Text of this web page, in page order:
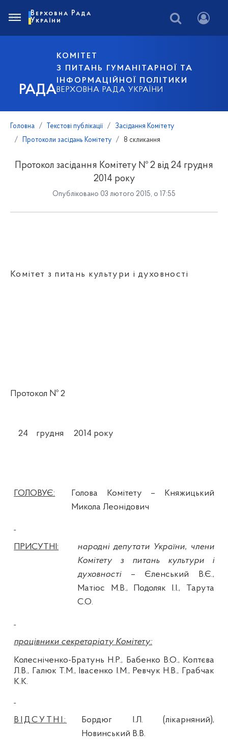
РАДА
КОМІТЕТ
З ПИТАНЬ ГУМАНІТАРНОЇ ТА
ІНФОРМАЦІЙНОЇ ПОЛІТИКИ
ВЕРХОВНА РАДА УКРАЇНИ
Верховна Рада
України
Головна Текстові публікації
Засідання Комітету
Протоколи засідань Комітету
8 скликання
Протокол засідання Комітету № 2 від 24 грудня
2014 року
Опубліковано 03 лютого 2015, о 17:55
Комітет з питань культури і духовності
Протокол № 2
24 грудня 2014 року
ГОЛОВУЄ: Голова Комітету –
Княжицький
Микола Леонідович
ПРИСУТНІ:
народні депутати України, члени
Комітету з питань культури і
духовності– Єленський В.Є.,
Матіос М.В., Подоляк І.І., Тарута
С.О.
працівники секретаріату Комітету:
Колесніченко-Братунь Н.Р., Бабенко В.О., Коптєва
Л.В., Галюк Т.М., Івасенко І.М., Ревчук Н.В., Грабчак
К.К.
ВІДСУТНІ:
Бордюг І.Л. (лікарняний),
Новинський В.В.